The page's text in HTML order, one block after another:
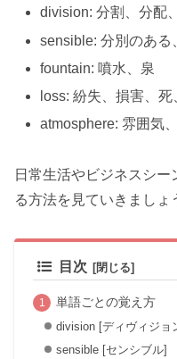
division: 分割、分配
sensible: 分別のある
fountain: 噴水、泉
loss: 紛失、損害、死
atmosphere: 雰囲気
日常生活やビジネスシー
る方法を見ていきましょ
目次
単語ごとの覚え方
division [ディヴィジョ
sensible [センシブル]